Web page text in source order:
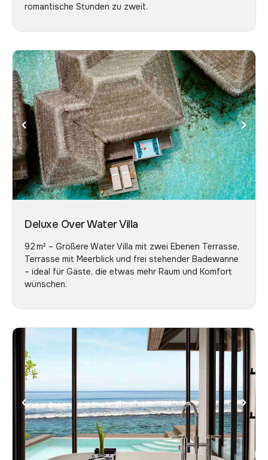
romantische Stunden zu zweit.
Deluxe Over Water Villa
92 m² – Größere Water Villa mit zwei Ebenen Terrasse,
Terrasse mit Meerblick und frei stehender Badewanne
– ideal für Gäste, die etwas mehr Raum und Komfort
wünschen.